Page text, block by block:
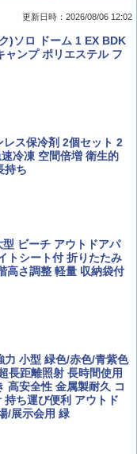
０２６年 ９月号 [雑
ＡＮ)
野道夫 夢見る旅
「南アルプス大全」
年を祝して！
年 9 月号【特別付録:
ェンマイ タイ北部の魅
地球の歩き方D アジア
タリア 2026～2027 地
パ
ェコ ポーランド スロヴ
球の歩き方A ヨーロッ
・統計・移動から読み
ション 山善] ポップアッ
広げて畳める パッとサ
ーブ フルクローズ メ
150(KH)
スピーク) 着替えテン
グッズ 災害用トイレ ビ
幅200 2-3人用 43
ョン 山善] 傘みたいに
とテント ブラックコ
テント エクルベージ
更新日時：2026/08/06 12:02
)ソロ ドーム 1 EX BDK
ャンプ ポリエステル フ
ス保冷剤 2個セット 2
冷凍 空間倍増 衛生的
持ち
ビーチ アウトドアパ
トシート付 折りたたみ
高さ調整 軽量 収納袋付
力 小型 緑色/赤色/青紫色
長距離照射 長時間使用
高安全性 金属製耐久 コ
持ち運び便利 アウトド
/展示会用 緑